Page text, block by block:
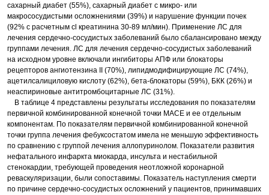
сахарный диабет (55%), сахарный диабет с микро- или
макрососудистыми осложнениями (39%) и нарушение функции почек
(92% с расчетным сl креатинина 30-89 мл/мин). Применение ЛС для
лечения сердечно-сосудистых заболеваний было сбалансировано между
группами лечения. ЛС для лечения сердечно-сосудистых заболеваний
на исходном уровне включали ингибиторы АПФ или блокаторы
рецепторов ангиотензина II (70%), липидмодифицирующие ЛС (74%),
ацетилсалициловую кислоту (62%), бета-блокаторы (59%), БКК (26%) и
неаспириновые антитромбоцитарные ЛС (31%).
В таблице 4 представлены результаты исследования по показателям
первичной комбинированной конечной точки MACE и ее отдельным
компонентам. По показателям первичной комбинированной конечной
точки группа лечения фебуксостатом имела не меньшую эффективность
по сравнению с группой лечения аллопуринолом. Показатели развития
нефатального инфаркта миокарда, инсульта и нестабильной
стенокардии, требующей проведения неотложной коронарной
реваскуляризации, были сопоставимы. Показатель наступления смерти
по причине сердечно-сосудистых осложнений у пациентов, принимавших